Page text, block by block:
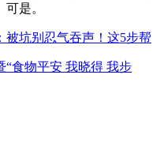
是。
被坑别忍气吞声！这5步帮
“食物平安 我晓得 我步